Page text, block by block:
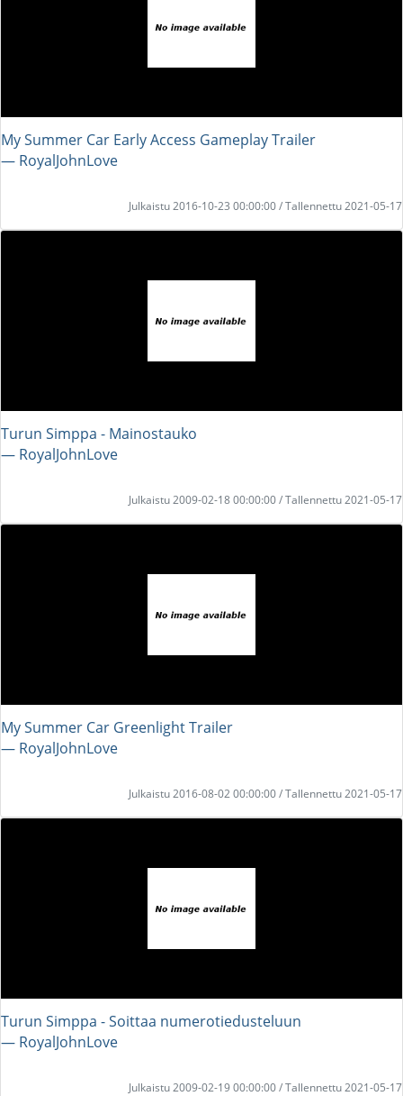
My Summer Car Early Access Gameplay Trailer
― RoyalJohnLove
Julkaistu 2016-10-23 00:00:00 / Tallennettu 2021-05-17
Turun Simppa - Mainostauko
― RoyalJohnLove
Julkaistu 2009-02-18 00:00:00 / Tallennettu 2021-05-17
My Summer Car Greenlight Trailer
― RoyalJohnLove
Julkaistu 2016-08-02 00:00:00 / Tallennettu 2021-05-17
Turun Simppa - Soittaa numerotiedusteluun
― RoyalJohnLove
Julkaistu 2009-02-19 00:00:00 / Tallennettu 2021-05-17